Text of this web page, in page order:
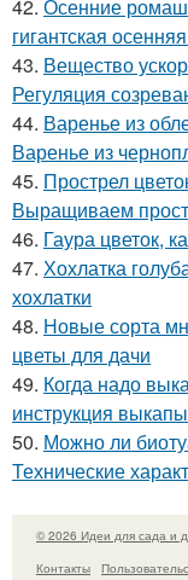
42. Осенние
гигантская
43. Вещество
Регуляция
44. Варенье из
Варенье из
45. Прострел
Выращиваем
46. Гаура цветок,
47. Хохлатка
хохлатки
48. Новые сорта
цветы для дачи
49. Когда надо
инструкция
50. Можно ли
Технические
© 2026 Идеи для сада и
Контакты